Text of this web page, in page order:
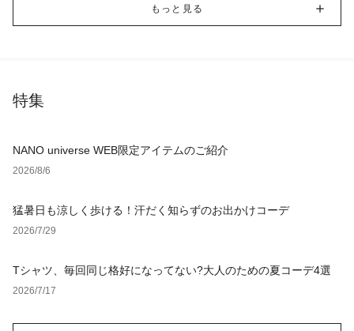
もっと見る
特集
NANO universe WEB限定アイテムのご紹介
2026/8/6
猛暑日も涼しく歩ける！汗だく知らずのお出かけコーデ
2026/7/29
Tシャツ、毎回同じ格好になってない?大人のための夏コーデ4選
2026/7/17